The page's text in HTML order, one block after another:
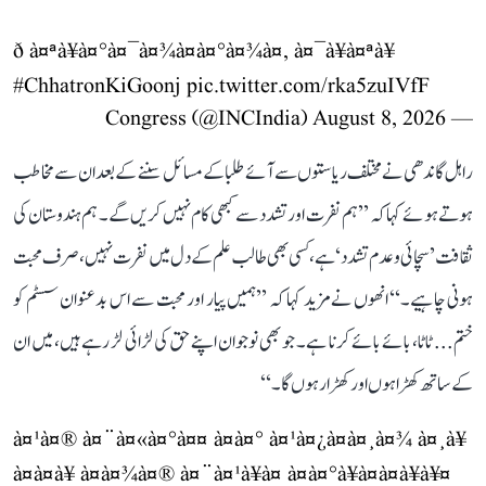
ð à¤ªà¥à¤°à¤¯à¤¾à¤à¤°à¤¾à¤, à¤¯à¥à¤ªà¥
#ChhatronKiGoonj pic.twitter.com/rka5zuIVfF
— Congress (@INCIndia)
August 8, 2026
راہل گاندھی نے مختلف ریاستوں سے آئے طلبا کے مسائل سننے کے بعد ان سے مخاطب
ہوتے ہوئے کہا کہ ’’ہم نفرت اور تشدد سے کبھی کام نہیں کریں گے۔ ہم ہندوستان کی
ثقافت ’سچائی و عدم تشدد‘ ہے، کسی بھی طالب علم کے دل میں نفرت نہیں، صرف محبت
ہونی چاہیے۔‘‘ انھوں نے مزید کہا کہ ’’ہمیں پیار اور محبت سے اس بدعنوان سسٹم کو
ختم... ٹاٹا، بائے بائے کرنا ہے۔ جو بھی نوجوان اپنے حق کی لڑائی لڑ رہے ہیں، میں ان
کے ساتھ کھڑا ہوں اور کھڑا رہوں گا۔‘‘
à¤¹à¤® à¤¨à¤«à¤°à¤¤ à¤à¤° à¤¹à¤¿à¤à¤¸à¤¾ à¤¸à¥
à¤à¤­à¥ à¤à¤¾à¤® à¤¨à¤¹à¥à¤ à¤à¤°à¥à¤à¤à¥à¥¤